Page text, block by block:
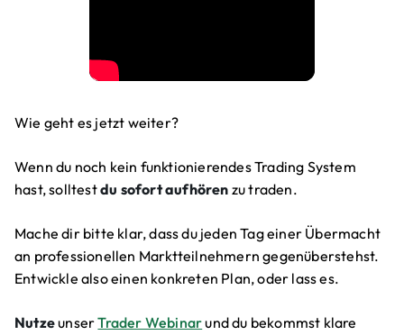
Wie geht es jetzt weiter?
Wenn du noch kein funktionierendes Trading System
hast, solltestdu sofort aufhören zu traden.
Mache dir bitte klar, dass du jeden Tag einer Übermacht
an professionellen Marktteilnehmern gegenüberstehst.
Entwickle also einen konkreten Plan, oder lass es.
NutzeunserTrader Webinarund du bekommst klare